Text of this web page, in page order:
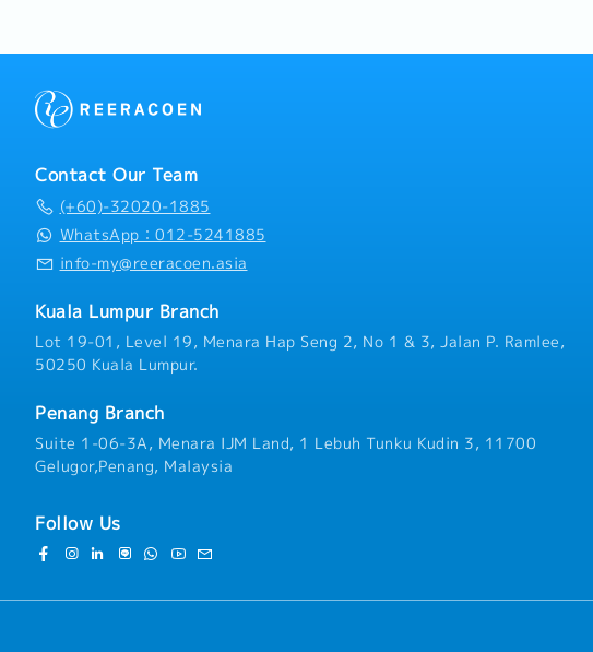
リニック運営において必要な総務事務※
・健康 / 医療保険：あり（試用期間後に
・有給休暇：8日スタート（年次ごとに追
・就労ビザ：会社負担にて申請・取得サ
・帯同ビザ：申請サポートあり（費用は
Contact Our Team
(+60)-32020-1885
WhatsApp：012-5241885
info-my@reeracoen.asia
Kuala Lumpur Branch
Lot 19-01, Level 19, Menara Hap Seng 2, No 1 & 3, Jalan P. Ramlee,
50250 Kuala Lumpur.
Penang Branch
Suite 1-06-3A, Menara IJM Land, 1 Lebuh Tunku Kudin 3, 11700
Gelugor,Penang, Malaysia
Follow Us